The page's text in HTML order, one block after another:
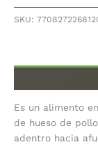
SKU:
Es un alimento
de hueso de
adentro hacia